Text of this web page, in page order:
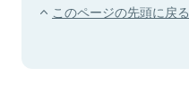
このページの先頭に戻る